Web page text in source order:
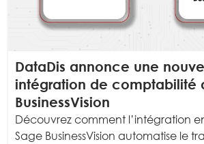
DataDis annonce une
intégration de comptabilité
BusinessVision
Découvrez comment l’intégration
Sage BusinessVision automatise le